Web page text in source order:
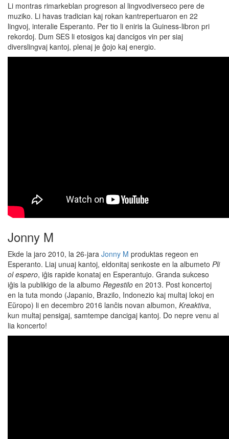
Li montras rimarkeblan progreson al lingvodiverseco pere de
muziko. Li havas tradician kaj rokan kantrepertuaron en 22
lingvoj, interalie Esperanto. Per tio li eniris la Guiness-libron pri
rekordoj. Dum SES li etosigos kaj dancigos vin per siaj
diverslingvaj kantoj, plenaj je ĝojo kaj energio.
Jonny M
Ekde la jaro 2010, la 26-jara Jonny M produktas regeon en
Esperanto. Liaj unuaj kantoj, eldonitaj senkoste en la albumeto Pli
ol espero, iĝis rapide konataj en Esperantujo. Granda sukceso
iĝis la publikigo de la albumo Regestilo en 2013. Post koncertoj
en la tuta mondo (Japanio, Brazilo, Indonezio kaj multaj lokoj en
Eŭropo) li en decembro 2016 lanĉis novan albumon, Kreaktiva,
kun multaj pensigaj, samtempe dancigaj kantoj. Do nepre venu al
lia koncerto!